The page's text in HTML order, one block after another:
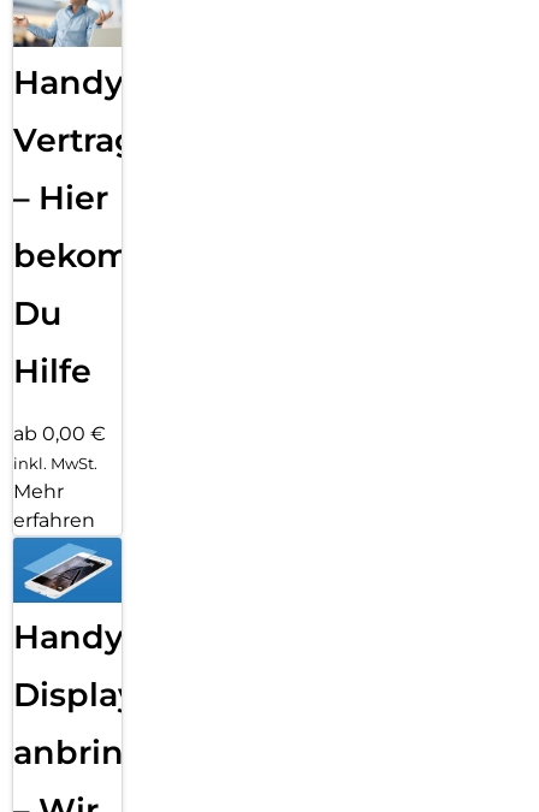
Handy
Vertragsabwicklung
– Hier
bekommst
Du
Hilfe
ab 0,00 €
inkl. MwSt.
Mehr
erfahren
Handy
Displayfolie
anbringen